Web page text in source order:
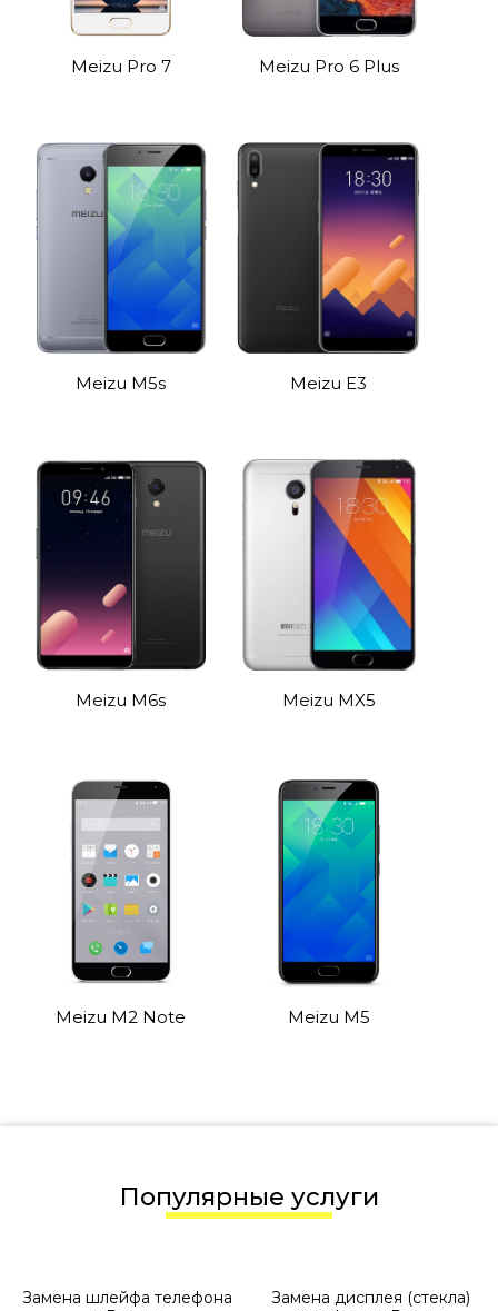
Meizu Pro 7 Meizu Pro 6 Plus
Meizu M5s Meizu E3
Meizu M6s Meizu MX5
Meizu M2 Note Meizu M5
Популярные услуги
Замена шлейфа телефона
Замена дисплея (стекла)